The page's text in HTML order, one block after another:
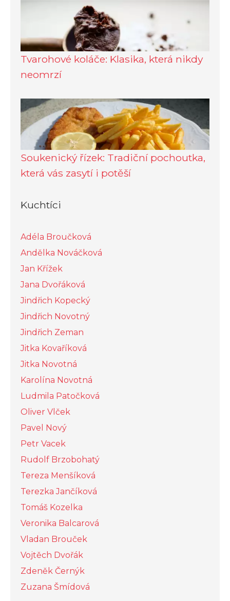
Tvarohové koláče: Klasika, která nikdy
neomrzí
Soukenický řízek: Tradiční pochoutka,
která vás zasytí i potěší
Kuchtíci
Adéla Broučková
Andělka Nováčková
Jan Křížek
Jana Dvořáková
Jindřich Kopecký
Jindřich Novotný
Jindřich Zeman
Jitka Kovaříková
Jitka Novotná
Karolína Novotná
Ludmila Patočková
Oliver Vlček
Pavel Nový
Petr Vacek
Rudolf Brzobohatý
Tereza Menšíková
Terezka Jančíková
Tomáš Kozelka
Veronika Balcarová
Vladan Brouček
Vojtěch Dvořák
Zdeněk Černýk
Zuzana Šmídová